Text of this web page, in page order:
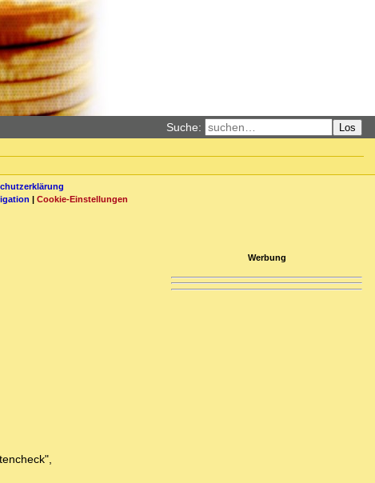
Suche: Los
| Cookie-Einstellungen
Werbung